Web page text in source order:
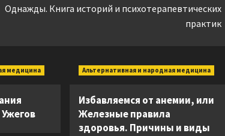
Однажды. Книга историй и психотерапевтических
практик
медицина Альтернативная и народная медицина
Избавляемся от анемии, или
Железные правила
здоровья. Причины и виды